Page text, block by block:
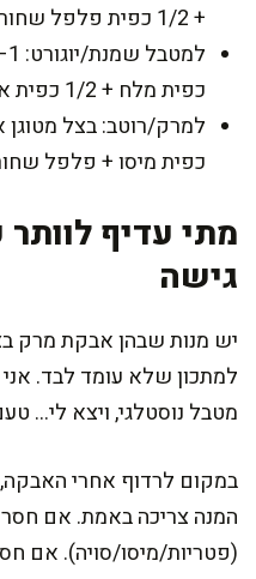
+ 1/2 כפית פלפל שחור + 1 כפית פפריקה
כפית מלח + 1/2 כפית אבקת שום + מעט מיץ לימון
כפית מיסו + פלפל
מתי עדיף
גישה
יש מנות שבהן אבקת מרק
למתכון שלא עומד לבד.
מטבל נוסטלגי, ויצא לי…
במקום לרדוף אחרי
המנה צריכה באמת. אם חסר
(פטריות/מיסו/סויה). אם